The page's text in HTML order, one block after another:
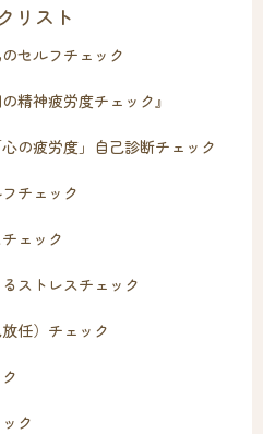
リスト
セルフチェック
精神疲労度チェック』
の疲労度」自己診断チェック
チェック
ェック
ストレスチェック
任）チェック
ク